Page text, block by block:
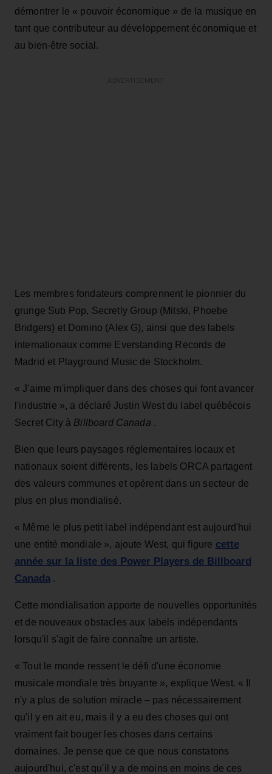
démontrer le « pouvoir économique » de la musique en
tant que contributeur au développement économique et
au bien-être social.
Les membres fondateurs comprennent le pionnier du
grunge Sub Pop, Secretly Group (Mitski, Phoebe
Bridgers) et Domino (Alex G), ainsi que des labels
internationaux comme Everstanding Records de
Madrid et Playground Music de Stockholm.
« J'aime m'impliquer dans des choses qui font avancer
l'industrie », a déclaré Justin West du label québécois
Secret City à Billboard Canada .
Bien que leurs paysages réglementaires locaux et
nationaux soient différents, les labels ORCA partagent
des valeurs communes et opèrent dans un secteur de
plus en plus mondialisé.
« Même le plus petit label indépendant est aujourd'hui
une entité mondiale », ajoute West, qui figure cette
année sur la liste des Power Players de Billboard
Canada .
Cette mondialisation apporte de nouvelles opportunités
et de nouveaux obstacles aux labels indépendants
lorsqu'il s'agit de faire connaître un artiste.
« Tout le monde ressent le défi d'une économie
musicale mondiale très bruyante », explique West. « Il
n'y a plus de solution miracle – pas nécessairement
qu'il y en ait eu, mais il y a eu des choses qui ont
vraiment fait bouger les choses dans certains
domaines. Je pense que ce que nous constatons
aujourd'hui, c'est qu'il y a de moins en moins de ces